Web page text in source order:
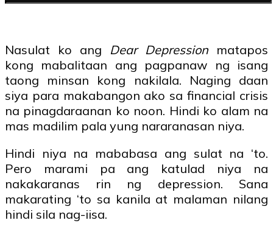
Nasulat ko ang Dear Depression matapos
kong mabalitaan ang pagpanaw ng isang
taong minsan kong nakilala. Naging daan
siya para makabangon ako sa financial crisis
na pinagdaraanan ko noon. Hindi ko alam na
mas madilim pala yung nararanasan niya.
Hindi niya na mababasa ang sulat na ‘to.
Pero marami pa ang katulad niya na
nakakaranas rin ng depression. Sana
makarating ‘to sa kanila at malaman nilang
hindi sila nag-iisa.